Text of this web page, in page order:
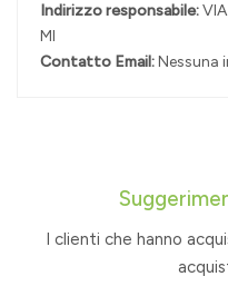
Indirizzo responsabile:
MI
Contatto Email:Nessuna
I clienti che hanno